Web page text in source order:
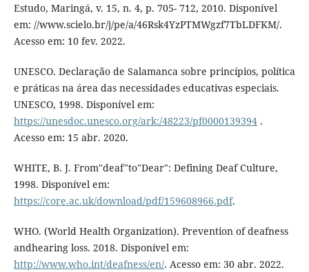
Estudo, Maringá, v. 15, n. 4, p. 705- 712, 2010. Disponível
em: //www.scielo.br/j/pe/a/46Rsk4YzPTMWgzf7TbLDFKM/.
Acesso em: 10 fev. 2022.
UNESCO. Declaração de Salamanca sobre princípios, política
e práticas na área das necessidades educativas especiais.
UNESCO, 1998. Disponível em:
https://unesdoc.unesco.org/ark:/48223/pf0000139394.
Acesso em: 15 abr. 2020.
WHITE, B. J. From"deaf"to"Dear": Defining Deaf Culture,
1998. Disponível em:
https://core.ac.uk/download/pdf/159608966.pdf.
WHO. (World Health Organization). Prevention of deafness
andhearing loss. 2018. Disponível em:
http://www.who.int/deafness/en/. Acesso em: 30 abr. 2022.